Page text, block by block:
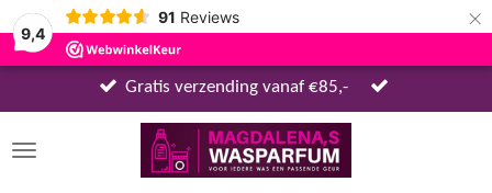
9,4
91 Reviews ×
Gratis verzending vanaf €85,-